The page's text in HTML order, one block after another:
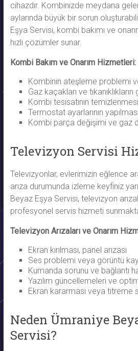
cihazdır. Kombinizde meydana
aylarında büyük bir sorun
Eşya Servisi, kombi bakımı ve
hızlı çözümler sunar.
Kombi Bakım ve Onarım Hizmetleri:
Kombinin ateşleme problemi
Gaz kaçakları ve
Kombi tesisatının
Termostat ayarlarının yapılması
Kombi parça değişimi ve gaz
Televizyon Servisi
Televizyonlar, evlerimizin eğlence
arıza durumunda izleme keyfiniz
Beyaz Eşya Servisi, televizyon
profesyonel servis hizmeti
Televizyon Arızaları ve Onarım
Ekran kırılması, panel arızası
Ses problemi veya görüntü
Kumanda sorunu ve bağlantı
Yazılım güncellemeleri ve
Ekran kararması veya titreme
Neden Ümraniye
Servisi?